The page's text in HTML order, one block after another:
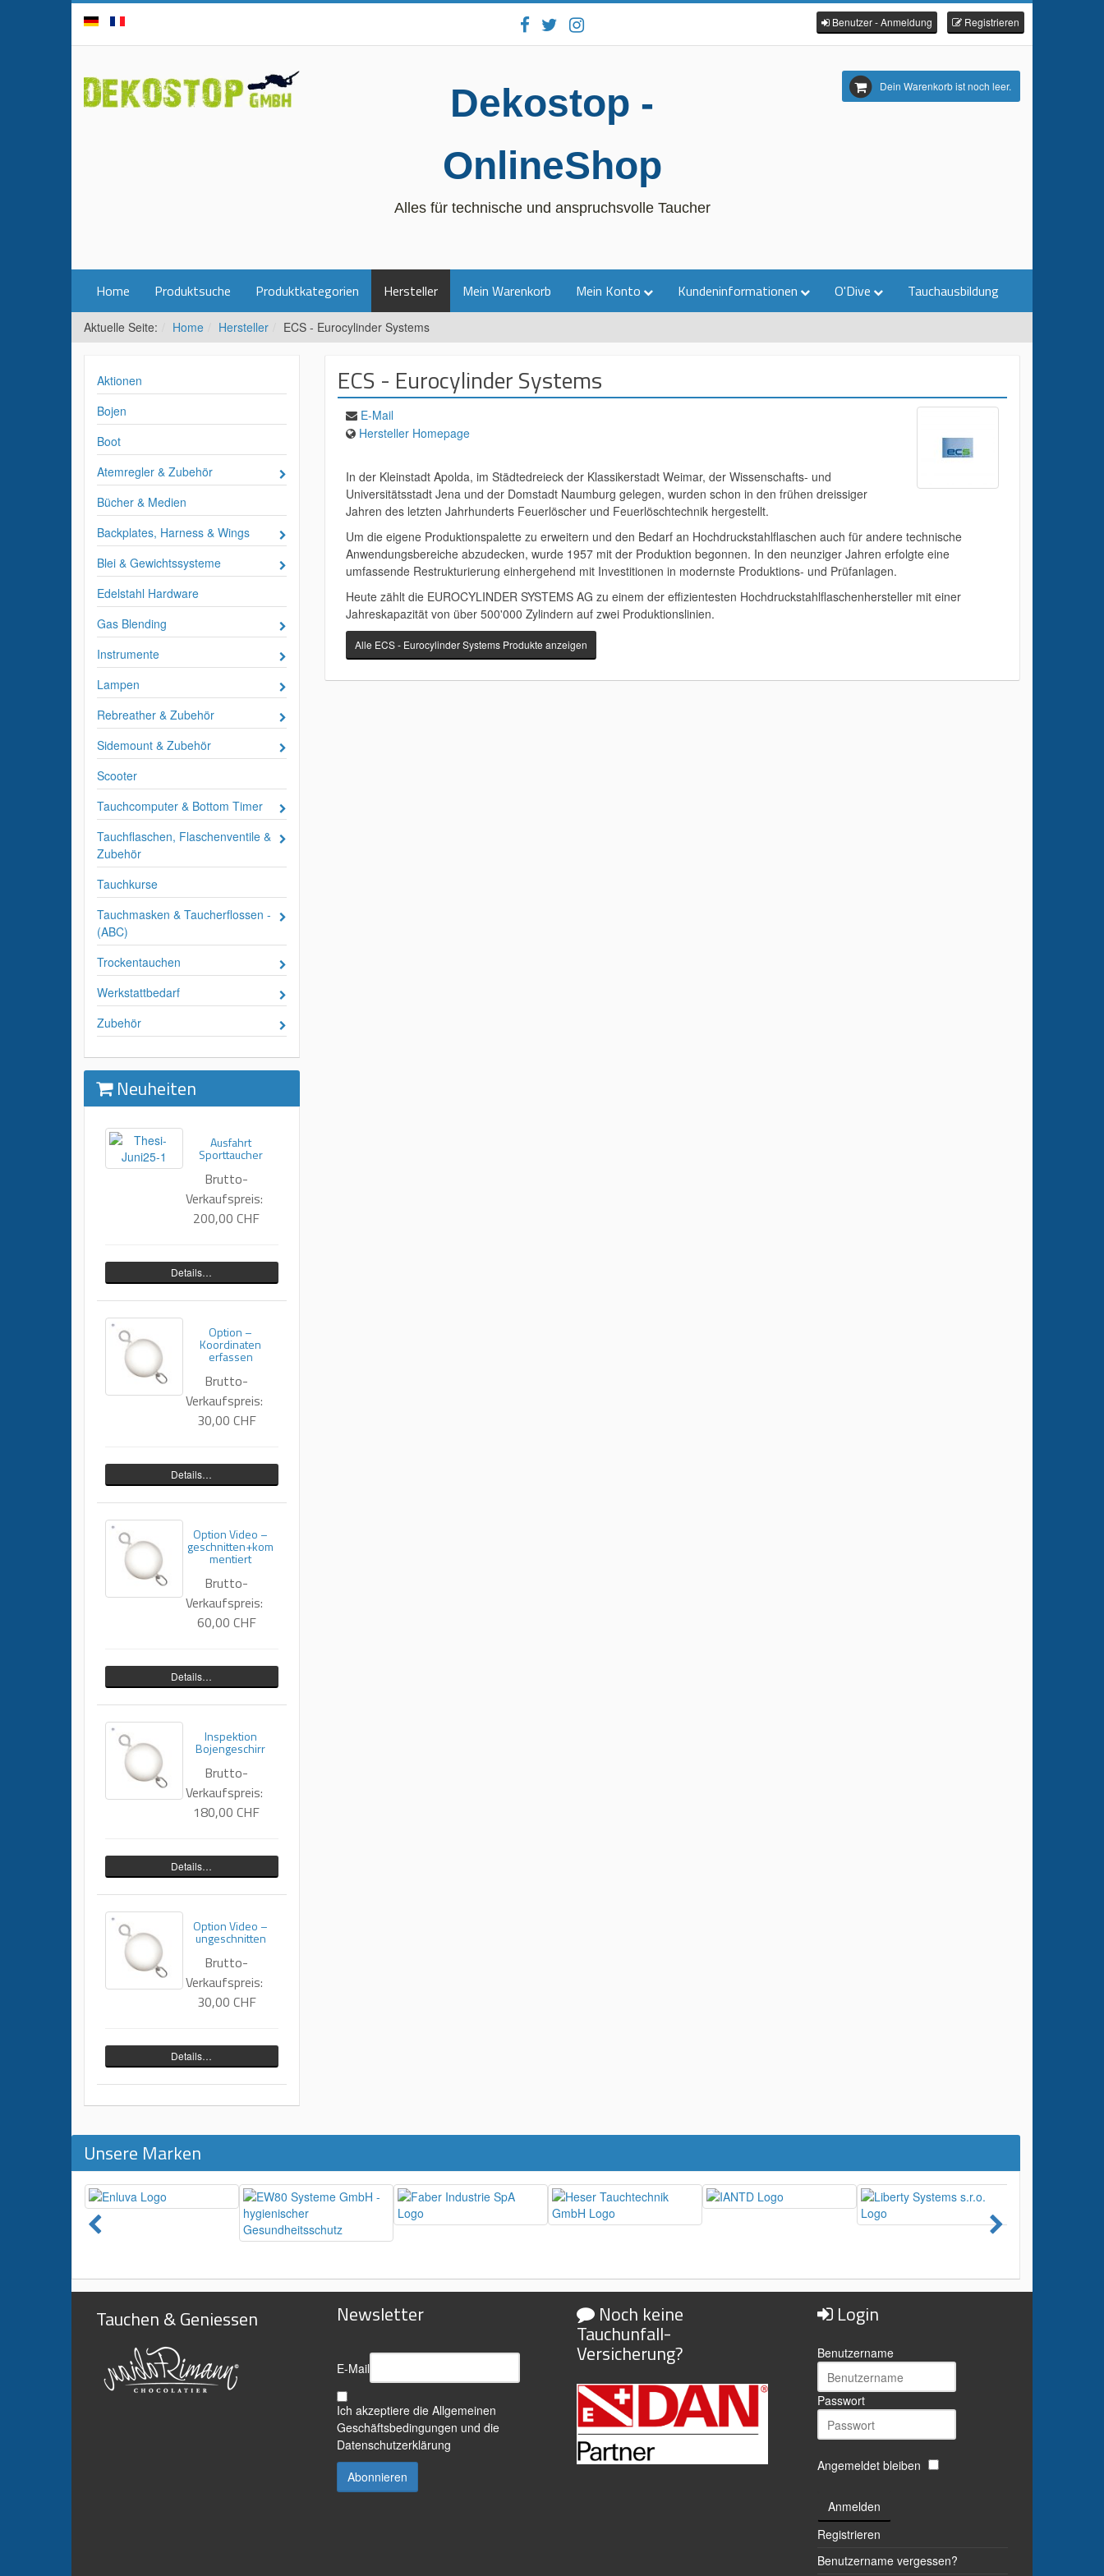
Benutzer - Anmeldung Registrieren
Dekostop -
OnlineShop
Alles für technische und anspruchsvolle Taucher
Dein Warenkorb ist noch leer.
Home Produktsuche Produktkategorien Hersteller Mein Warenkorb Mein Konto Kundeninformationen O'Dive Tauchausbildung
Aktuelle Seite: Home Hersteller ECS - Eurocylinder Systems
ECS - Eurocylinder Systems
E-Mail
Hersteller Homepage
In der Kleinstadt Apolda, im Städtedreieck der Klassikerstadt Weimar, der Wissenschafts- und
Universitätsstadt Jena und der Domstadt Naumburg gelegen, wurden schon in den frühen dreissiger
Jahren des letzten Jahrhunderts Feuerlöscher und Feuerlöschtechnik hergestellt.
Um die eigene Produktionspalette zu erweitern und den Bedarf an Hochdruckstahlflaschen auch für andere technische
Anwendungsbereiche abzudecken, wurde 1957 mit der Produktion begonnen. In den neunziger Jahren erfolgte eine
umfassende Restrukturierung einhergehend mit Investitionen in modernste Produktions- und Prüfanlagen.
Heute zählt die EUROCYLINDER SYSTEMS AG zu einem der effizientesten Hochdruckstahlflaschenhersteller mit einer
Jahreskapazität von über 500'000 Zylindern auf zwei Produktionslinien.
Alle ECS - Eurocylinder Systems Produkte anzeigen
Aktionen
Bojen
Boot
Atemregler & Zubehör
Bücher & Medien
Backplates, Harness & Wings
Blei & Gewichtssysteme
Edelstahl Hardware
Gas Blending
Instrumente
Lampen
Rebreather & Zubehör
Sidemount & Zubehör
Scooter
Tauchcomputer & Bottom Timer
Tauchflaschen, Flaschenventile &
Zubehör
Tauchkurse
Tauchmasken & Taucherflossen -
(ABC)
Trockentauchen
Werkstattbedarf
Zubehör
Neuheiten
Ausfahrt
Sporttaucher
Brutto-
Verkaufspreis:
200,00 CHF
Details…
Option –
Koordinaten
erfassen
Brutto-
Verkaufspreis:
30,00 CHF
Details…
Option Video –
geschnitten+kom
mentiert
Brutto-
Verkaufspreis:
60,00 CHF
Details…
Inspektion
Bojengeschirr
Brutto-
Verkaufspreis:
180,00 CHF
Details…
Option Video –
ungeschnitten
Brutto-
Verkaufspreis:
30,00 CHF
Details…
Unsere Marken
Tauchen & Geniessen Newsletter
E-Mail
Ich akzeptiere die Allgemeinen
Geschäftsbedingungen und die
Datenschutzerklärung
Noch keine
Tauchunfall-
Versicherung?
Login
Benutzername
Passwort
Angemeldet bleiben
Anmelden
Registrieren
Benutzername vergessen?